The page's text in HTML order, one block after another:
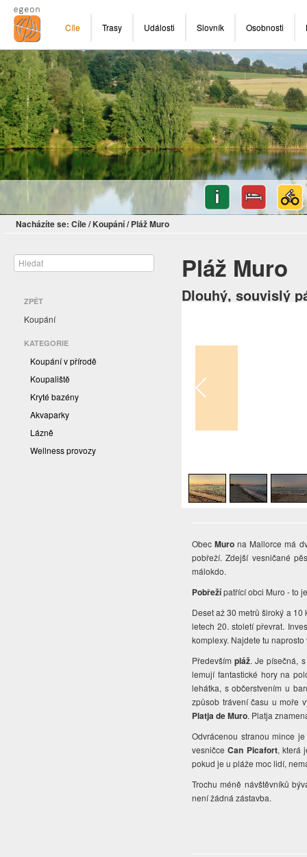
Cíle Trasy Události Slovník Osobnosti
Nacházíte se: Cíle/ Koupání/ Pláž Muro
ZPĚT
Koupání
KATEGORIE
Koupání v přírodě
Koupaliště
Kryté bazény
Akvaparky
Lázně
Wellness provozy
Pláž Muro
Dlouhý, souvislý
ObecMuro na Mallorce má
pobřeží. Zdejší vesničané
málokdo.
Pobřežípatřící obci Muro - to
Deset až 30 metrů široký a
letech 20. století převrat.
komplexy. Najdete tu
Předevšímpláž. Je písečná,
lemují fantastické hory na
lehátka, s občerstvením u
způsob trávení času u moře
Platja de Muro. Platja
Odvrácenou stranou mince
vesničceCan Picafort, která
pokud je u pláže moc lidí,
Trochu méně návštěvníků
není žádná zástavba.